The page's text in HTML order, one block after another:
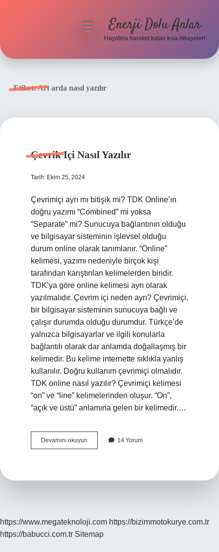
menüyüEnerji Dolu Anlar
Hayatına hareket katan kısa hikayeler!
Etiket:Art arda nasıl yazılır
Çevrik Içi Nasıl Yazılır
Tarih: Ekim 25, 2024
Çevrimiçi ayrı mı bitişik mi? TDK Online’ın
doğru yazımı “Combined” mi yoksa
“Separate” mi? Sunucuya bağlantının olduğu
ve bilgisayar sisteminin işlevsel olduğu
durum online olarak tanımlanır. “Online”
kelimesi, yazımı nedeniyle birçok kişi
tarafından karıştırılan kelimelerden biridir.
TDK’ya göre online kelimesi ayrı olarak
yazılmalıdır. Çevrim içi neden ayrı? Çevrimiçi,
bir bilgisayar sisteminin sunucuya bağlı ve
çalışır durumda olduğu durumdur. Türkçe’de
yalnızca bilgisayarlar ve ilgili konularla
bağlantılı olarak dar anlamda doğallaşmış bir
kelimedir. Bu kelime internette sıklıkla yanlış
kullanılır. Doğru kullanım çevrimiçi olmalıdır.
TDK online nasıl yazılır? Çevrimiçi kelimesi
“on” ve “line” kelimelerinden oluşur. “On”,
“açık ve üstü” anlamına gelen bir kelimedir.…
Devamını okuyun
Içi
14 Yorum
https://www.megateknoloji.com https://bizimmotokurye.com.tr
https://babucci.com.tr Sitemap